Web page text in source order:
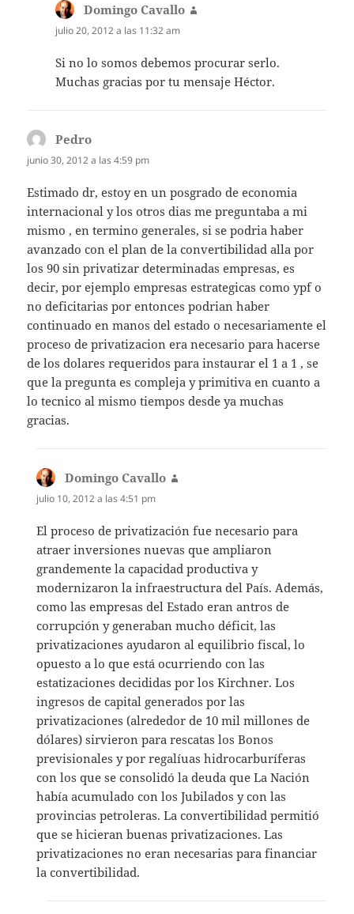
Domingo Cavallo
julio 20, 2012 a las 11:32 am
Si no lo somos debemos procurar serlo.
Muchas gracias por tu mensaje Héctor.
Pedro
junio 30, 2012 a las 4:59 pm
Estimado dr, estoy en un posgrado de economia
internacional y los otros dias me preguntaba a mi
mismo , en termino generales, si se podria haber
avanzado con el plan de la convertibilidad alla por
los 90 sin privatizar determinadas empresas, es
decir, por ejemplo empresas estrategicas como ypf o
no deficitarias por entonces podrian haber
continuado en manos del estado o necesariamente el
proceso de privatizacion era necesario para hacerse
de los dolares requeridos para instaurar el 1 a 1 , se
que la pregunta es compleja y primitiva en cuanto a
lo tecnico al mismo tiempos desde ya muchas
gracias.
Domingo Cavallo
julio 10, 2012 a las 4:51 pm
El proceso de privatización fue necesario para
atraer inversiones nuevas que ampliaron
grandemente la capacidad productiva y
modernizaron la infraestructura del País. Además,
como las empresas del Estado eran antros de
corrupción y generaban mucho déficit, las
privatizaciones ayudaron al equilibrio fiscal, lo
opuesto a lo que está ocurriendo con las
estatizaciones decididas por los Kirchner. Los
ingresos de capital generados por las
privatizaciones (alrededor de 10 mil millones de
dólares) sirvieron para rescatas los Bonos
previsionales y por regalíuas hidrocarburíferas
con los que se consolidó la deuda que La Nación
había acumulado con los Jubilados y con las
provincias petroleras. La convertibilidad permitió
que se hicieran buenas privatizaciones. Las
privatizaciones no eran necesarias para financiar
la convertibilidad.